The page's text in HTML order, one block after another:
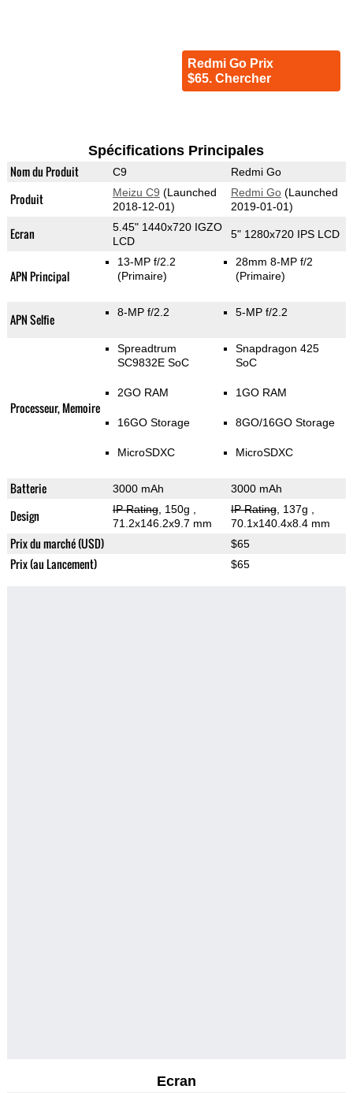
Redmi Go Prix
$65. Chercher
Spécifications Principales
Nom du Produit C9 Redmi Go
Produit Meizu C9 (Launched
2018-12-01)
Redmi Go(Launched
2019-01-01)
Ecran
5.45" 1440x720 IGZO
LCD
5" 1280x720 IPS LCD
APN Principal
13-MP f/2.2
(Primaire)
28mm 8-MP f/2
(Primaire)
APN Selfie 8-MP f/2.2 5-MP f/2.2
Processeur, Memoire
Spreadtrum
SC9832E SoC
2GO RAM
16GO Storage
MicroSDXC
Snapdragon 425
SoC
1GO RAM
8GO/16GO Storage
MicroSDXC
Batterie 3000 mAh 3000 mAh
Design IP Rating, 150g
71.2x146.2x9.7 mm
IP Rating, 137g
70.1x140.4x8.4 mm
Prix du marché (USD) $65
Prix (au Lancement) $65
Ecran